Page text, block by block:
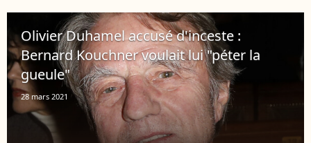
Olivier Duhamel accusé d'inceste :
Bernard Kouchner voulait lui "péter la
gueule"
28 mars 2021